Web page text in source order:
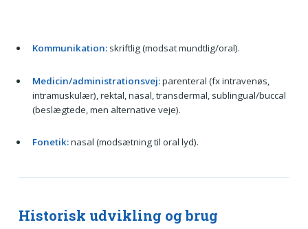
Kommunikation:skriftlig (modsat mundtlig/oral).
Medicin/administrationsvej:parenteral (fx intravenøs,
intramuskulær), rektal, nasal, transdermal, sublingual/buccal
(beslægtede, men alternative veje).
Fonetik:nasal (modsætning til oral lyd).
Historisk udvikling og brug